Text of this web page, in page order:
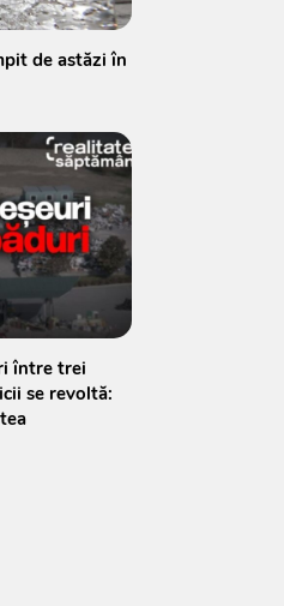
de astăzi în
între trei
se revoltă: